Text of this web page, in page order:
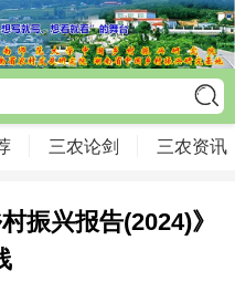
三农论剑 三农资讯
振兴报告(2024)》